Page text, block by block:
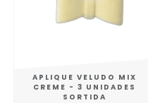
APLIQUE VELUDO MIX
CREME - 3 UNIDADES
SORTIDA